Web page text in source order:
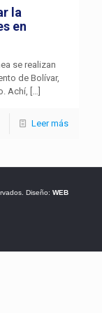
la
en
se realizan
de Bolívar,
Achí, […]
Leer más
Diseño: WEB